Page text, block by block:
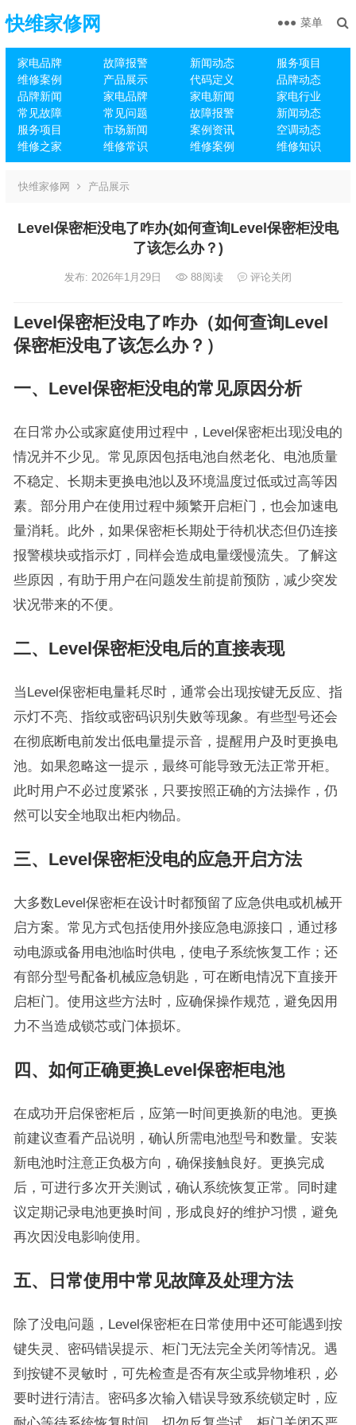
快维家修网
家电品牌 故障报警 新闻动态
服务项目
维修案例
产品展示 代码定义
品牌动态
品牌新闻
家电品牌 家电新闻
家电行业
常见故障
常见问题 故障报警
新闻动态
服务项目
市场新闻 案例资讯
空调动态
维修之家
维修常识 维修案例 维修知识
菜单
快维家修网 产品展示
Level保密柜没电了咋办(如何查询Level保密柜没电
了该怎么办？)
发布: 2026年1月29日 88阅读 评论关闭
Level保密柜没电了咋办（如何查询Level
保密柜没电了该怎么办？）
一、Level保密柜没电的常见原因分析
在日常办公或家庭使用过程中，Level保密柜出现没电的
情况并不少见。常见原因包括电池自然老化、电池质量
不稳定、长期未更换电池以及环境温度过低或过高等因
素。部分用户在使用过程中频繁开启柜门，也会加速电
量消耗。此外，如果保密柜长期处于待机状态但仍连接
报警模块或指示灯，同样会造成电量缓慢流失。了解这
些原因，有助于用户在问题发生前提前预防，减少突发
状况带来的不便。
二、Level保密柜没电后的直接表现
当Level保密柜电量耗尽时，通常会出现按键无反应、指
示灯不亮、指纹或密码识别失败等现象。有些型号还会
在彻底断电前发出低电量提示音，提醒用户及时更换电
池。如果忽略这一提示，最终可能导致无法正常开柜。
此时用户不必过度紧张，只要按照正确的方法操作，仍
然可以安全地取出柜内物品。
三、Level保密柜没电的应急开启方法
大多数Level保密柜在设计时都预留了应急供电或机械开
启方案。常见方式包括使用外接应急电源接口，通过移
动电源或备用电池临时供电，使电子系统恢复工作；还
有部分型号配备机械应急钥匙，可在断电情况下直接开
启柜门。使用这些方法时，应确保操作规范，避免因用
力不当造成锁芯或门体损坏。
四、如何正确更换Level保密柜电池
在成功开启保密柜后，应第一时间更换新的电池。更换
前建议查看产品说明，确认所需电池型号和数量。安装
新电池时注意正负极方向，确保接触良好。更换完成
后，可进行多次开关测试，确认系统恢复正常。同时建
议定期记录电池更换时间，形成良好的维护习惯，避免
再次因没电影响使用。
五、日常使用中常见故障及处理方法
除了没电问题，Level保密柜在日常使用中还可能遇到按
键失灵、密码错误提示、柜门无法完全关闭等情况。遇
到按键不灵敏时，可先检查是否有灰尘或异物堆积，必
要时进行清洁。密码多次输入错误导致系统锁定时，应